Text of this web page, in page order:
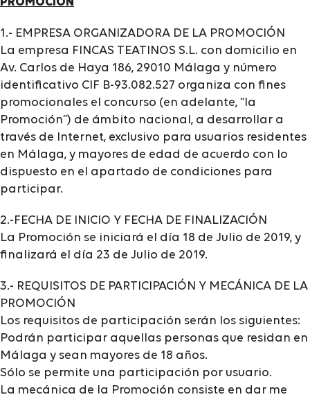
1.- EMPRESA ORGANIZADORA DE LA PROMOCIÓN
La empresa FINCAS TEATINOS S.L. con domicilio en
Av. Carlos de Haya 186, 29010 Málaga y número
identificativo CIF B-93.082.527 organiza con fines
promocionales el concurso (en adelante, “la
Promoción”) de ámbito nacional, a desarrollar a
través de Internet, exclusivo para usuarios residentes
en Málaga, y mayores de edad de acuerdo con lo
dispuesto en el apartado de condiciones para
participar.
2.-FECHA DE INICIO Y FECHA DE FINALIZACIÓN
La Promoción se iniciará el día 18 de Julio de 2019, y
finalizará el día 23 de Julio de 2019.
3.- REQUISITOS DE PARTICIPACIÓN Y MECÁNICA DE LA
PROMOCIÓN
Los requisitos de participación serán los siguientes:
Podrán participar aquellas personas que residan en
Málaga y sean mayores de 18 años.
Sólo se permite una participación por usuario.
La mecánica de la Promoción consiste en dar me